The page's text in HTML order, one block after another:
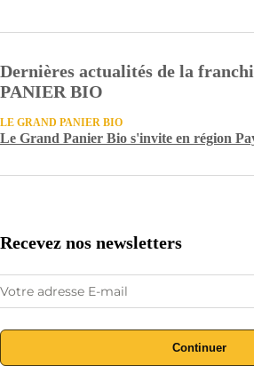
Dernières actualités de la
PANIER BIO
LE GRAND PANIER BIO
Le Grand Panier Bio s'invite en région
Recevez nos newsletters
Continuer